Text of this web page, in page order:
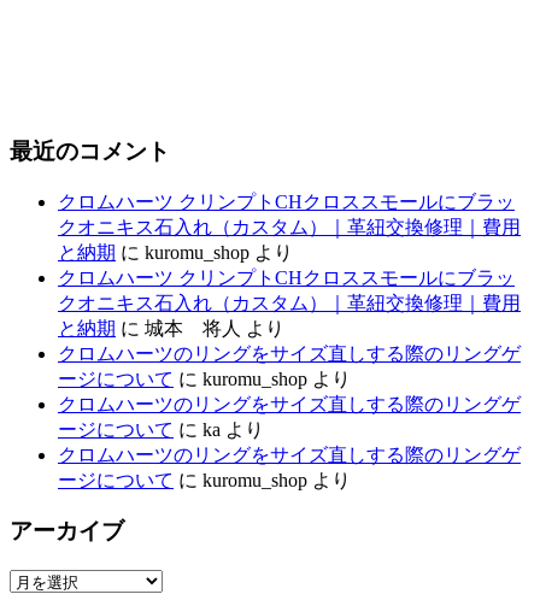
最近のコメント
クロムハーツ クリンプトCHクロススモールにブラッ
クオニキス石入れ（カスタム）｜革紐交換修理｜費用
と納期 に kuromu_shop より
クロムハーツ クリンプトCHクロススモールにブラッ
クオニキス石入れ（カスタム）｜革紐交換修理｜費用
と納期 に 城本 将人 より
クロムハーツのリングをサイズ直しする際のリングゲ
ージについて に kuromu_shop より
クロムハーツのリングをサイズ直しする際のリングゲ
ージについて に ka より
クロムハーツのリングをサイズ直しする際のリングゲ
ージについて に kuromu_shop より
アーカイブ
ア